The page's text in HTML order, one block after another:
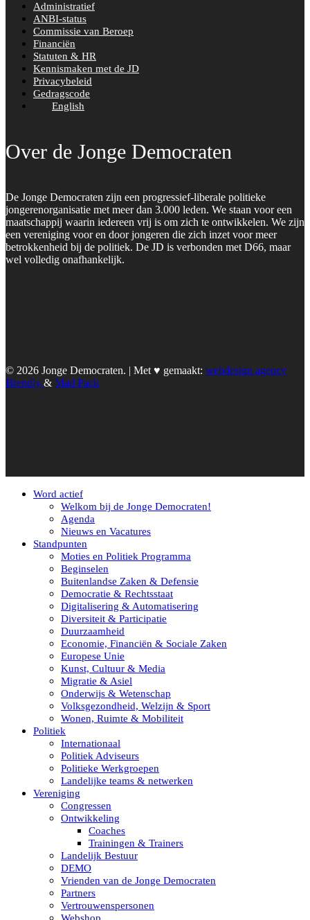
Administratief
ANBI-status
Commissie van Beroep
Financiën
Statuten & HR
Kennismaken met de JD
Privacybeleid
Gedragscode
English
Over de Jonge Democraten
De Jonge Democraten zijn een progressief-liberale politieke
jongerenorganisatie met meer dan 3.000 leden. We staan voor een
maatschappij waarin iedereen vrij is om zich te ontwikkelen. We zijn
een vereniging voor en door jongeren die zich inzet voor meer
betrokkenheid bij de politiek. De JD is verbonden met D66, maar
wel volledig onafhankelijk.
© 2026 Jonge Democraten. | Met ♥︎ gemaakt: webdesign agency
Brendly & Mad Pack
Word actief
Welkom bij de Jonge Democraten!
Agenda
Nieuws en Vacatures
Standpunten
Moties en Politiek Programma
Beginselen
Buitenlandse Zaken & Defensie
Democratie & Rechtsstaat
Digitalisering & Automatisering
Diversiteit & Participatie
Duurzaamheid
Economie, Financiën & Sociale Zaken
Europese Unie
Kunst, Cultuur & Media
Migratie & Asiel
Onderwijs & Wetenschap
Volksgezondheid, Welzijn & Sport
Wonen, Ruimte & Mobiliteit
Politiek
Internationaal
Politiek Adviseurs
Politieke Werkgroepen
Landelijke teams & netwerken
Vereniging
Congressen
Ontwikkeling
Coaches
Trainingen & Trainers
Landelijk Bestuur
DEMO
Vrienden van de Jonge Democraten
Partners
Vertrouwenspersonen